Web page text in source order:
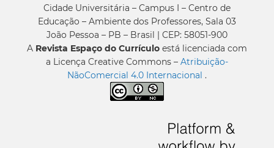
Cidade Universitária – Campus I – Centro de
Educação – Ambiente dos Professores, Sala 03
João Pessoa – PB – Brasil | CEP: 58051-900
A Revista Espaço do Currículo está licenciada com
a Licença Creative Commons – Atribuição-
NãoComercial 4.0 Internacional .